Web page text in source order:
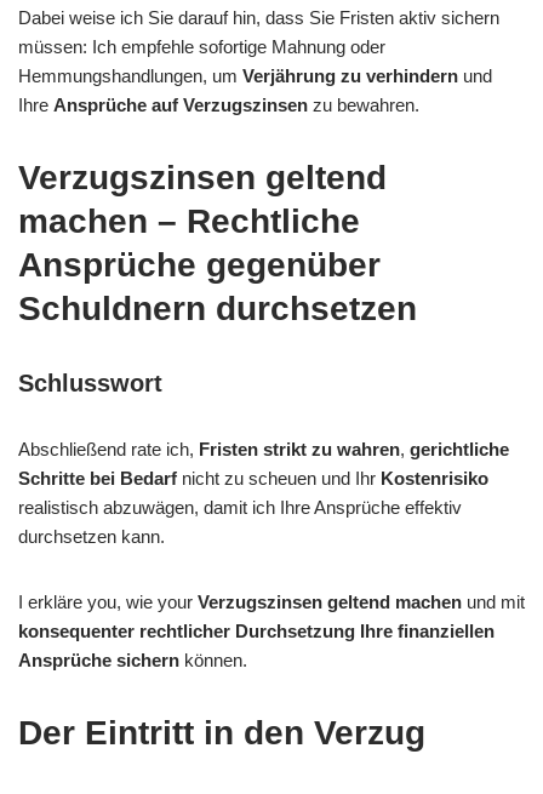
Dabei weise ich Sie darauf hin, dass Sie Fristen aktiv sichern
müssen: Ich empfehle sofortige Mahnung oder
Hemmungshandlungen, um Verjährung zu verhindern und
Ihre Ansprüche auf Verzugszinsen zu bewahren.
Verzugszinsen geltend
machen – Rechtliche
Ansprüche gegenüber
Schuldnern durchsetzen
Schlusswort
Abschließend rate ich, Fristen strikt zu wahren, gerichtliche
Schritte bei Bedarf nicht zu scheuen und Ihr Kostenrisiko
realistisch abzuwägen, damit ich Ihre Ansprüche effektiv
durchsetzen kann.
I erkläre you, wie your Verzugszinsen geltend machen und mit
konsequenter rechtlicher Durchsetzung Ihre finanziellen
Ansprüche sichern können.
Der Eintritt in den Verzug